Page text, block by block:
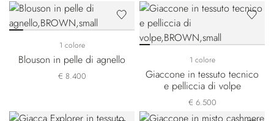
1 colore
Blouson in pelle di agnello
€ 8.400
1 colore
Giaccone in tessuto tecnico
e pelliccia di volpe
€ 6.500